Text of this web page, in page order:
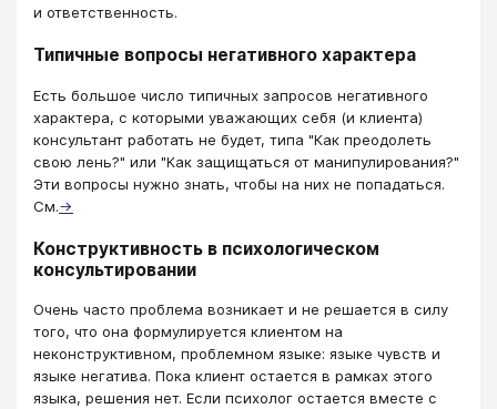
и ответственность.
Типичные вопросы негативного характера
Есть большое число типичных запросов негативного
характера, с которыми уважающих себя (и клиента)
консультант работать не будет, типа "Как преодолеть
свою лень?" или "Как защищаться от манипулирования?"
Эти вопросы нужно знать, чтобы на них не попадаться.
См.→
Конструктивность в психологическом
консультировании
Очень часто проблема возникает и не решается в силу
того, что она формулируется клиентом на
неконструктивном, проблемном языке: языке чувств и
языке негатива. Пока клиент остается в рамках этого
языка, решения нет. Если психолог остается вместе с